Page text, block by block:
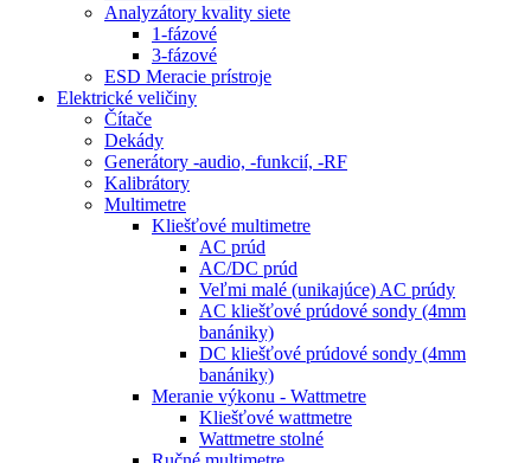
Analyzátory kvality siete
1-fázové
3-fázové
ESD Meracie prístroje
Elektrické veličiny
Čítače
Dekády
Generátory -audio, -funkcií, -RF
Kalibrátory
Multimetre
Kliešťové multimetre
AC prúd
AC/DC prúd
Veľmi malé (unikajúce) AC prúdy
AC kliešťové prúdové sondy (4mm
banániky)
DC kliešťové prúdové sondy (4mm
banániky)
Meranie výkonu - Wattmetre
Kliešťové wattmetre
Wattmetre stolné